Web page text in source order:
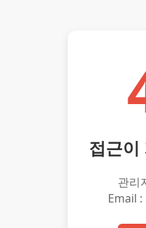
접근이
관리
Email